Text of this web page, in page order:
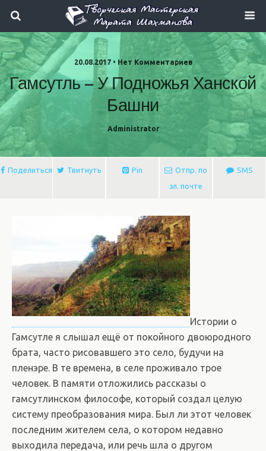
20.08.2017 • Нет Комментариев
Гамсутль – У Подножья Ханской
Башни
Administrator
Поделиться Твитнуть Pin
Отпр. по
эл. почте
SMS
Истории о
Гамсутле я слышал ещё от покойного двоюродного
брата, часто рисовавшего это село, будучи на
пленэре. В те времена, в селе проживало трое
человек. В памяти отложились рассказы о
гамсутлинском философе, который создал целую
систему преобразования мира. Был ли этот человек
последним жителем села, о котором недавно
выходила передача, или речь шла о другом